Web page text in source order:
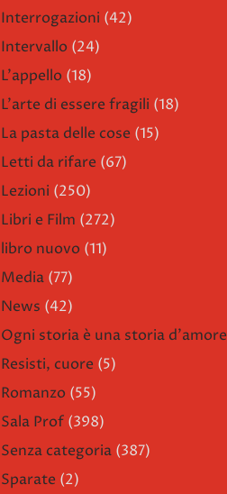
Interrogazioni (42)
Intervallo (24)
L'appello (18)
L'arte di essere fragili (18)
La pasta delle cose (15)
Letti da rifare (67)
Lezioni (250)
Libri e Film (272)
libro nuovo (11)
Media (77)
News (42)
Ogni storia è una storia d'amore
Resisti, cuore (5)
Romanzo (55)
Sala Prof (398)
Senza categoria (387)
Sparate (2)